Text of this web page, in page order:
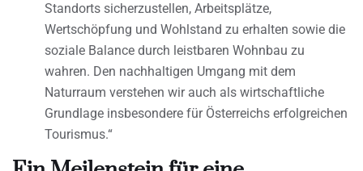
Standorts sicherzustellen, Arbeitsplätze,
Wertschöpfung und Wohlstand zu erhalten sowie die
soziale Balance durch leistbaren Wohnbau zu
wahren. Den nachhaltigen Umgang mit dem
Naturraum verstehen wir auch als wirtschaftliche
Grundlage insbesondere für Österreichs erfolgreichen
Tourismus.“